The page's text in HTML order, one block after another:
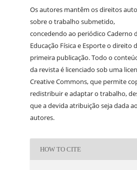
Os autores mantêm os direitos
sobre o trabalho submetido,
concedendo ao periódico Caderno
Educação Física e Esporte o direito
primeira publicação. Todo o
da revista é licenciado sob uma
Creative Commons, que permite
redistribuir e adaptar o trabalho,
que a devida atribuição seja dada
autores.
HOW TO CITE